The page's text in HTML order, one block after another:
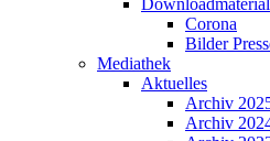
Downloadmaterial
Corona
Bilder
Mediathek
Aktuelles
Archiv
Archiv